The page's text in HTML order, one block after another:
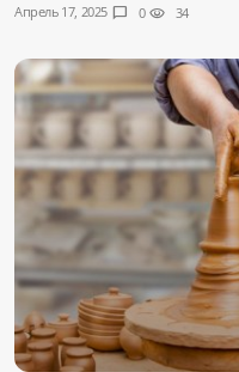
Апрель 17, 2025 chat_bubble 0 visibility 34